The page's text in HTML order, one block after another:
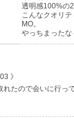
透明感100%の
こんなクオリ
MO。
やっちまったな
》
たので会いに行っ